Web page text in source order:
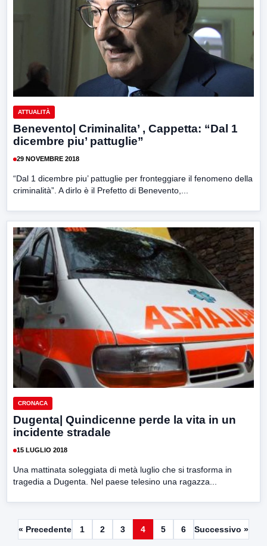
ATTUALITÀ
Benevento| Criminalita’ , Cappetta: “Dal 1
dicembre piu’ pattuglie”
29 NOVEMBRE 2018
“Dal 1 dicembre piu’ pattuglie per fronteggiare il fenomeno della
criminalità”. A dirlo è il Prefetto di Benevento,...
CRONACA
Dugenta| Quindicenne perde la vita in un
incidente stradale
15 LUGLIO 2018
Una mattinata soleggiata di metà luglio che si trasforma in
tragedia a Dugenta. Nel paese telesino una ragazza...
« Precedente 1 2 3 4 5 6 Successivo »